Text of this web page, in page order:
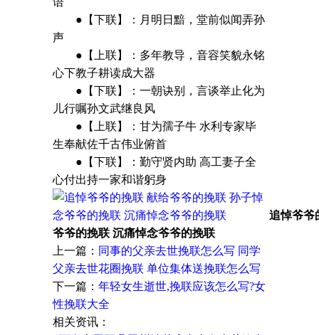
●【下联】：月明日黯，堂前似闻弄孙
声
●【上联】：多年教导，音容笑貌永铭
心下教子耕读成大器
●【下联】：一朝诀别，言谈举止化为
儿行嘱孙文武继良风
●【上联】：甘为孺子牛 水利专家毕
生奉献佐千古伟业俯首
●【下联】：勤守贤内助 高工妻子全
心付出持一家和谐躬身
追悼爷爷
爷爷的挽联 沉痛悼念爷爷的挽联
上一篇： 同事的父亲去世挽联怎么写 同学
父亲去世花圈挽联 单位集体送挽联怎么写
下一篇： 年轻女生逝世,挽联应该怎么写?女
性挽联大全
相关资讯：